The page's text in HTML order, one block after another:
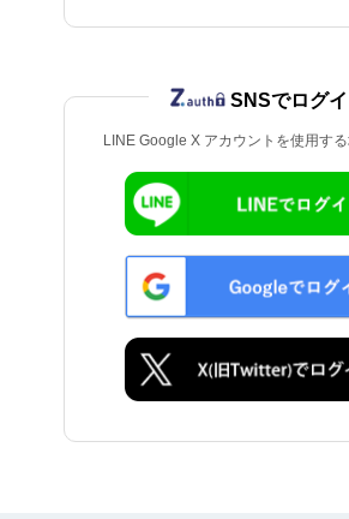
LINE Google X アカウントを使用す
SNSでログ